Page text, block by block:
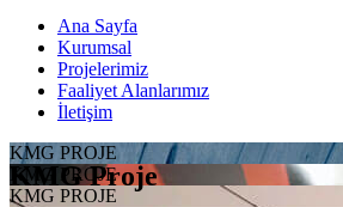
Ana Sayfa
Kurumsal
Projelerimiz
Faaliyet Alanlarımız
İletişim
KMG PROJE
KMG PROJE
KMG PROJE
KMG Proje